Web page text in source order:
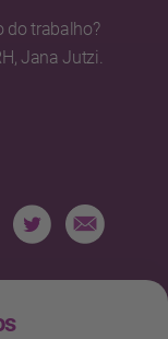
do trabalho?
Jana Jutzi.